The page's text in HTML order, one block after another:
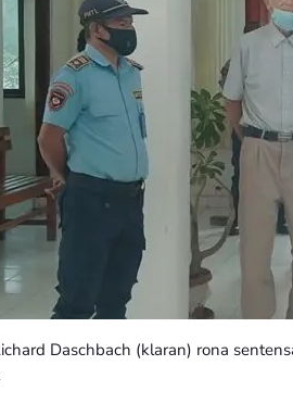
Daschbach (klaran) rona